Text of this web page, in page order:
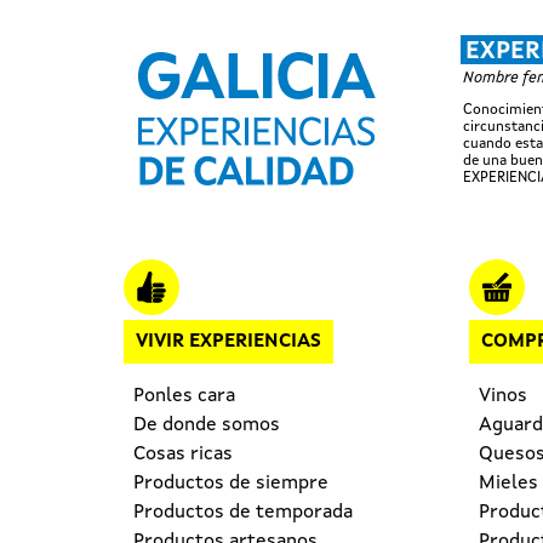
Nombre
cuando
de una
VIVIR EXPERIENCIAS
Ponles cara
De donde somos
Cosas ricas
Productos de siempre
Productos de temporada
Vinos
Mieles